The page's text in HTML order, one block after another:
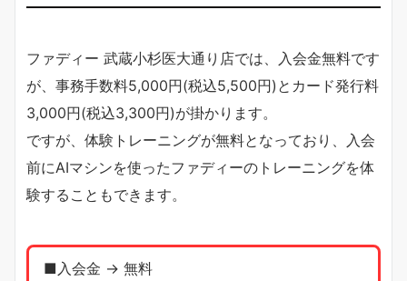
ファディー 武蔵小杉医大通り店では、入会金無料です
が、事務手数料5,000円(税込5,500円)とカード発行料
3,000円(税込3,300円)が掛かります。
ですが、体験トレーニングが無料となっており、入会
前にAIマシンを使ったファディーのトレーニングを体
験することもできます。
■入会金 → 無料